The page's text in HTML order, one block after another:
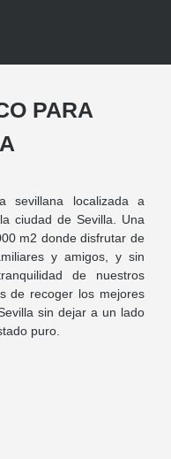
PARA
sevillana localizada a
ciudad de Sevilla. Una
m2 donde disfrutar de
y amigos, y sin
de nuestros
de recoger los mejores
sin dejar a un lado
puro.